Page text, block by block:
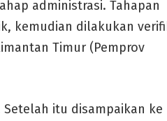
administrasi. Tahapan
kemudian dilakukan
Timur (Pemprov
itu disampaikan ke